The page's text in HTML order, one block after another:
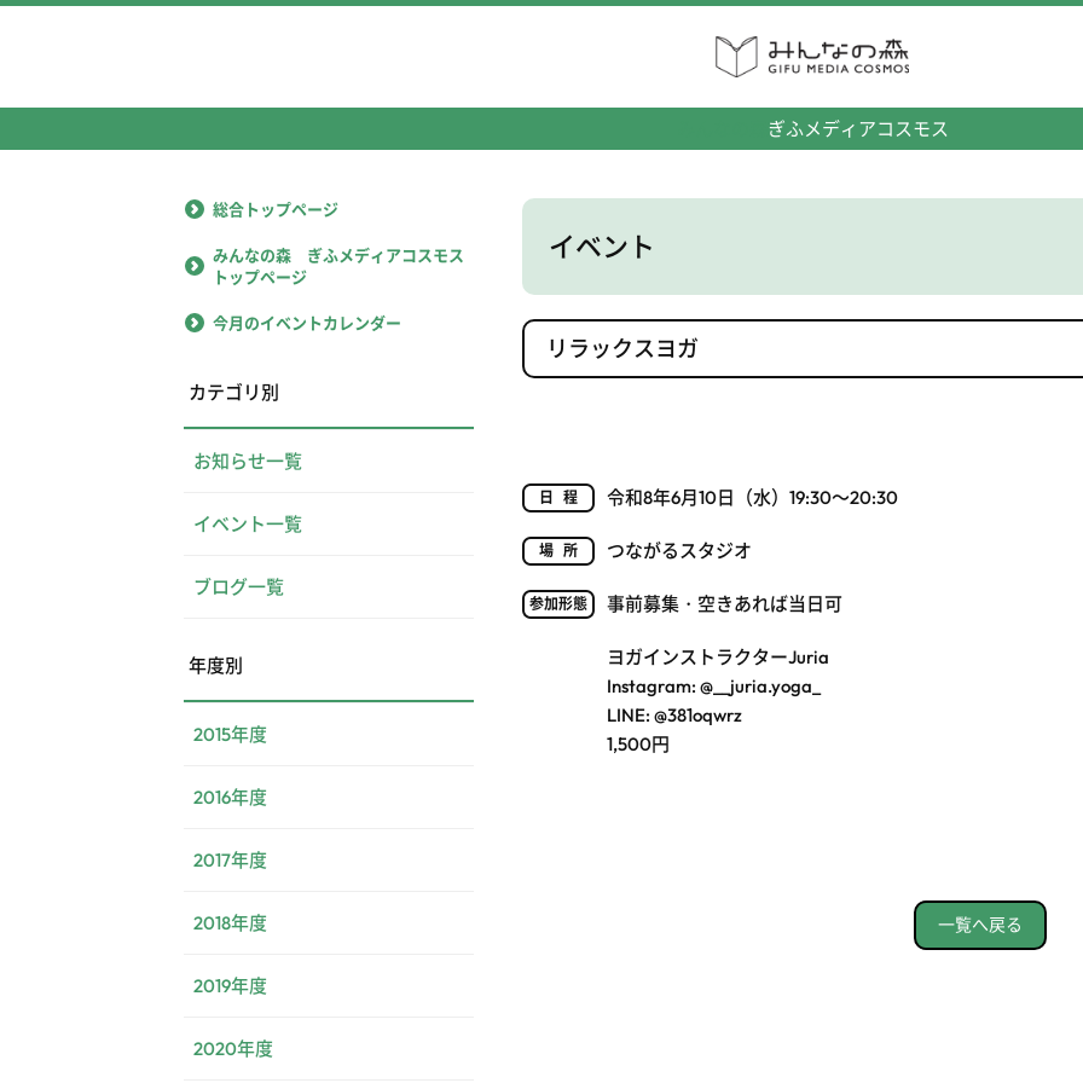
ぎふメディアコスモス
イベント
リラックスヨガ
日程 令和8年6月10日（水）19:30～20:30
場所 つながるスタジオ
参加形態 事前募集・空きあれば当日可
ヨガインストラクターJuria
Instagram: @__juria.yoga_
LINE: @381oqwrz
1,500円
一覧へ戻る
総合トップページ
みんなの森 ぎふメディアコスモス
トップページ
今月のイベントカレンダー
カテゴリ別
お知らせ一覧
イベント一覧
ブログ一覧
年度別
2015年度
2016年度
2017年度
2018年度
2019年度
2020年度